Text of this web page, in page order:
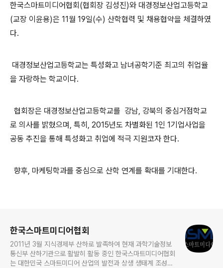
한국스마트미디어협회(협회장 김성진)와 대경정보산업고등학교
(교장 이윤용)은 11월 19일(수) 산학협력 및 채용협약을 체결하였
다.
대경정보산업고등학교는 특성화고 남녀공학기준 최고의 취업율
을 자랑하는 학교이다.
협회장은 대경정보산업고등학교를 강남, 강북의 중심거점학교
로 의사를 밝혔으며, 특히, 2015년도 차별화된 1인 1기업사업을
공동 추진을 통해 특성화고 취업에 적극 지원코자 한다.
향후, 마케팅학과를 중심으로 산학 연계를 확대를 기대한다.
한국스마트미디어협회
2011년 3월 지식경제부 산하로 발족하여 현재 과학기술정보
통신부 산하기관으로 활발히 활동 중인 한국스마트미디어협회
는 대한민국 스마트미디어 산업의 발전과 상생 생태계 조성을